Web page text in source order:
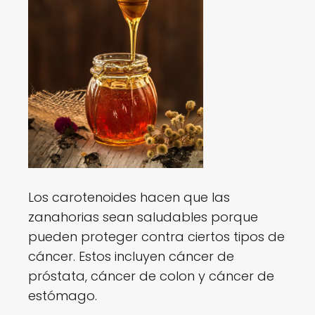
Los carotenoides hacen que las
zanahorias sean saludables porque
pueden proteger contra ciertos tipos de
cáncer. Estos incluyen cáncer de
próstata, cáncer de colon y cáncer de
estómago.